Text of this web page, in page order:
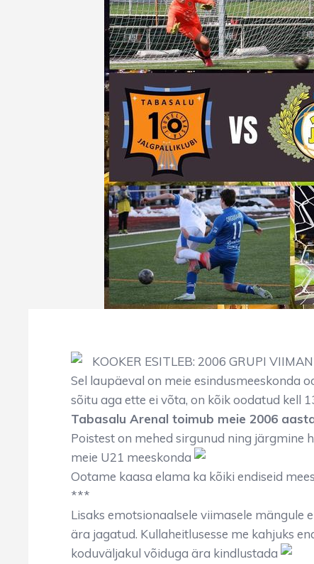
KOOKER ESITLEB: 2006 GRUPI
Sel laupäeval on meie esindusmeeskonda
sõitu aga ette ei võta, on kõik oodatud kell
Tabasalu Arenal toimub meie 2006
Poistest on mehed sirgunud ning järgmine
meie U21 meeskonda
Ootame kaasa elama ka kõiki endiseid
***
Lisaks emotsionaalsele viimasele mängule
ära jagatud. Kullaheitlusesse me kahjuks
koduväljakul võiduga ära kindlustada